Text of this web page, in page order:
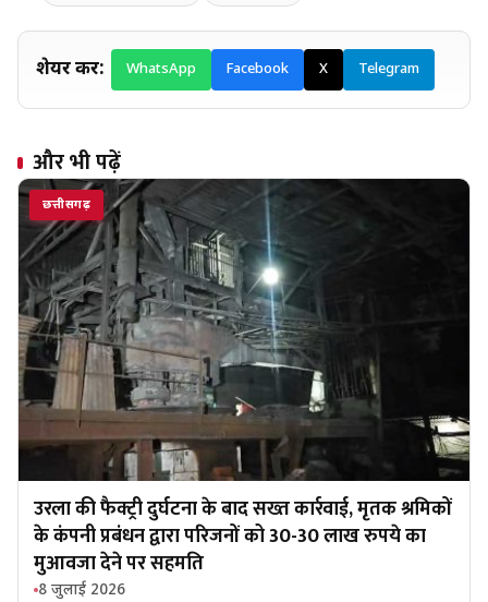
शेयर करें: WhatsApp Facebook X Telegram
और भी पढ़ें
छत्तीसगढ़
उरला की फैक्ट्री दुर्घटना के बाद सख्त कार्रवाई, मृतक श्रमिकों
के कंपनी प्रबंधन द्वारा परिजनों को 30-30 लाख रुपये का
मुआवजा देने पर सहमति
8 जुलाई 2026